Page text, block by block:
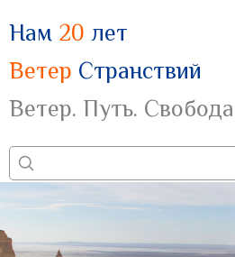
Нам 20 лет
Ветер Странствий
Ветер. Путь. Свобода